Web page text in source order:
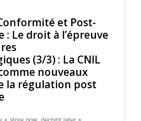
et Post-
: Le droit à l’épreuve
(3/3) : La CNIL
comme nouveaux
la régulation post